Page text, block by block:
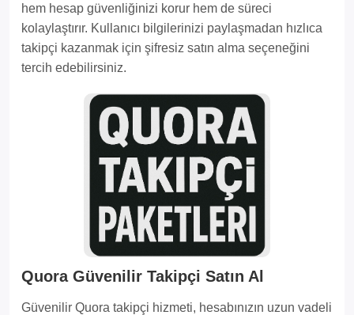
hem hesap güvenliğinizi korur hem de süreci
kolaylaştırır. Kullanıcı bilgilerinizi paylaşmadan hızlıca
takipçi kazanmak için şifresiz satın alma seçeneğini
tercih edebilirsiniz.
Quora Güvenilir Takipçi Satın Al
Güvenilir Quora takipçi hizmeti, hesabınızın uzun vadeli